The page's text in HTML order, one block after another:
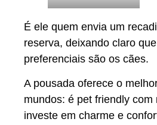
É ele quem envia um
reserva, deixando claro
preferenciais são os cães.
A pousada oferece o
mundos: é pet friendly com
investe em charme e